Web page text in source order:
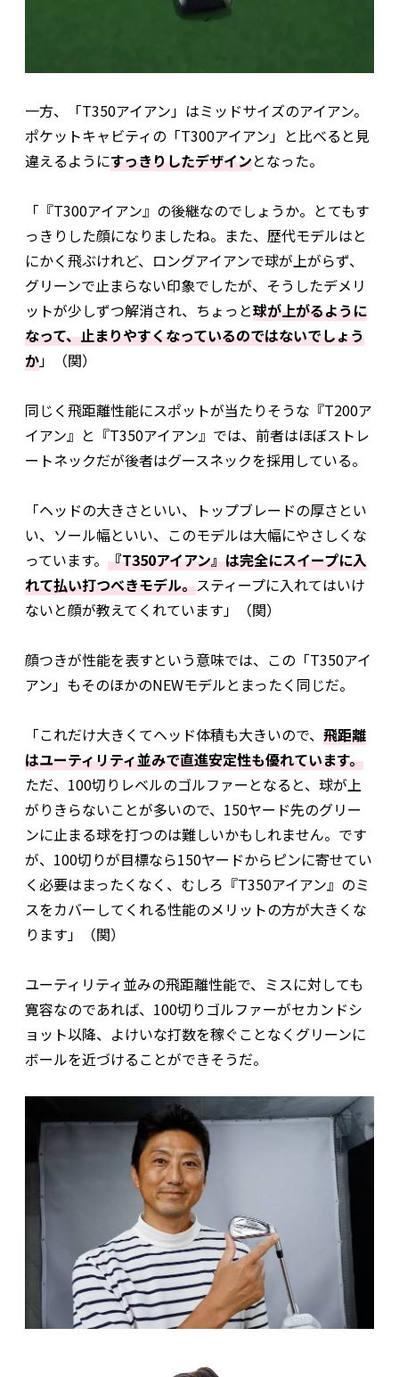
一方、「T350アイアン」はミッドサイズのアイアン。
ポケットキャビティの「T300アイアン」と比べると見
違えるようにすっきりしたデザインとなった。
「『T300アイアン』の後継なのでしょうか。とてもす
っきりした顔になりましたね。また、歴代モデルはと
にかく飛ぶけれど、ロングアイアンで球が上がらず、
グリーンで止まらない印象でしたが、そうしたデメリ
ットが少しずつ解消され、ちょっと球が上がるように
なって、止まりやすくなっているのではないでしょう
か」（関）
同じく飛距離性能にスポットが当たりそうな『T200ア
イアン』と『T350アイアン』では、前者はほぼストレ
ートネックだが後者はグースネックを採用している。
「ヘッドの大きさといい、トップブレードの厚さとい
い、ソール幅といい、このモデルは大幅にやさしくな
っています。 『T350アイアン』は完全にスイープに入
れて払い打つべきモデル。スティープに入れてはいけ
ないと顔が教えてくれています」（関）
顔つきが性能を表すという意味では、この「T350アイ
アン」もそのほかのNEWモデルとまったく同じだ。
「これだけ大きくてヘッド体積も大きいので、 飛距離
はユーティリティ並みで直進安定性も優れています。
ただ、100切りレベルのゴルファーとなると、球が上
がりきらないことが多いので、150ヤード先のグリー
ンに止まる球を打つのは難しいかもしれません。です
が、100切りが目標なら150ヤードからピンに寄せてい
く必要はまったくなく、むしろ『T350アイアン』のミ
スをカバーしてくれる性能のメリットの方が大きくな
ります」（関）
ユーティリティ並みの飛距離性能で、ミスに対しても
寛容なのであれば、100切りゴルファーがセカンドシ
ョット以降、よけいな打数を稼ぐことなくグリーンに
ボールを近づけることができそうだ。